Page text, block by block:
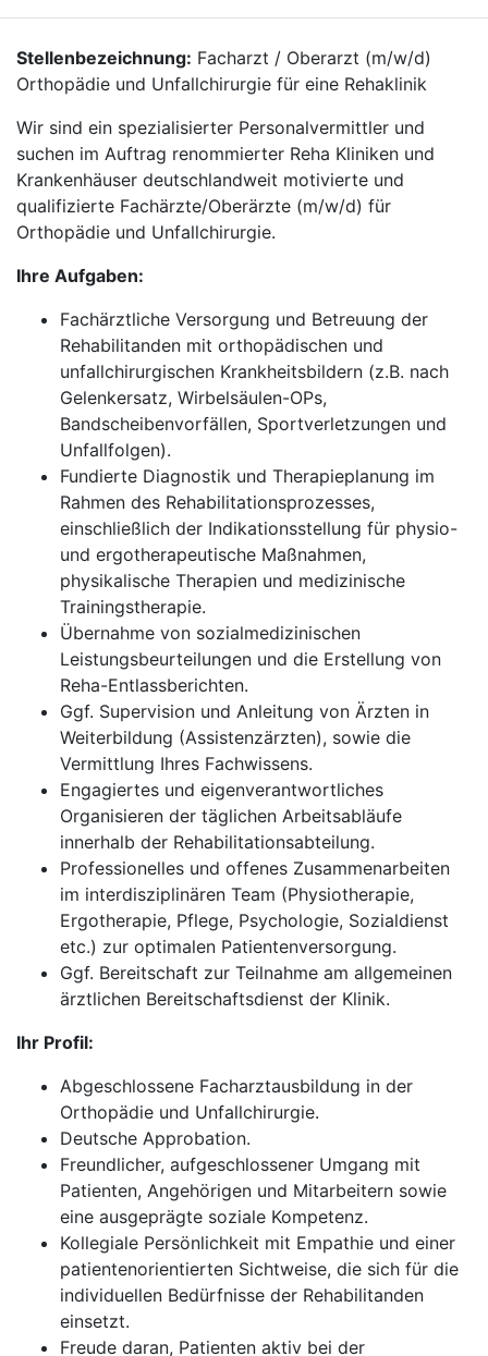
Stellenbezeichnung: Facharzt / Oberarzt (m/w/d)
Orthopädie und Unfallchirurgie für eine Rehaklinik
Wir sind ein spezialisierter Personalvermittler und
suchen im Auftrag renommierter Reha Kliniken und
Krankenhäuser deutschlandweit motivierte und
qualifizierte Fachärzte/Oberärzte (m/w/d) für
Orthopädie und Unfallchirurgie.
Ihre Aufgaben:
Fachärztliche Versorgung und Betreuung der
Rehabilitanden mit orthopädischen und
unfallchirurgischen Krankheitsbildern (z.B. nach
Gelenkersatz, Wirbelsäulen-OPs,
Bandscheibenvorfällen, Sportverletzungen und
Unfallfolgen).
Fundierte Diagnostik und Therapieplanung im
Rahmen des Rehabilitationsprozesses,
einschließlich der Indikationsstellung für physio-
und ergotherapeutische Maßnahmen,
physikalische Therapien und medizinische
Trainingstherapie.
Übernahme von sozialmedizinischen
Leistungsbeurteilungen und die Erstellung von
Reha-Entlassberichten.
Ggf. Supervision und Anleitung von Ärzten in
Weiterbildung (Assistenzärzten), sowie die
Vermittlung Ihres Fachwissens.
Engagiertes und eigenverantwortliches
Organisieren der täglichen Arbeitsabläufe
innerhalb der Rehabilitationsabteilung.
Professionelles und offenes Zusammenarbeiten
im interdisziplinären Team (Physiotherapie,
Ergotherapie, Pflege, Psychologie, Sozialdienst
etc.) zur optimalen Patientenversorgung.
Ggf. Bereitschaft zur Teilnahme am allgemeinen
ärztlichen Bereitschaftsdienst der Klinik.
Ihr Profil:
Abgeschlossene Facharztausbildung in der
Orthopädie und Unfallchirurgie.
Deutsche Approbation.
Freundlicher, aufgeschlossener Umgang mit
Patienten, Angehörigen und Mitarbeitern sowie
eine ausgeprägte soziale Kompetenz.
Kollegiale Persönlichkeit mit Empathie und einer
patientenorientierten Sichtweise, die sich für die
individuellen Bedürfnisse der Rehabilitanden
einsetzt.
Freude daran, Patienten aktiv bei der